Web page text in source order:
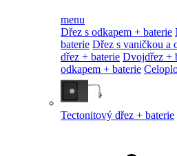
menu
Dřez s odkapem + baterie
baterie Dřez s vaničkou a
dřez + baterie Dvojdřez +
odkapem + baterie
Tectonitový dřez + baterie